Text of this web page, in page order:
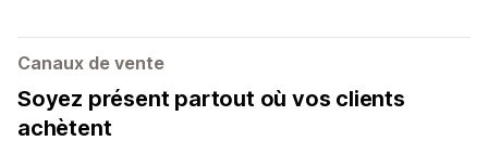
Canaux de vente
Soyez présent partout où vos clients
achètent